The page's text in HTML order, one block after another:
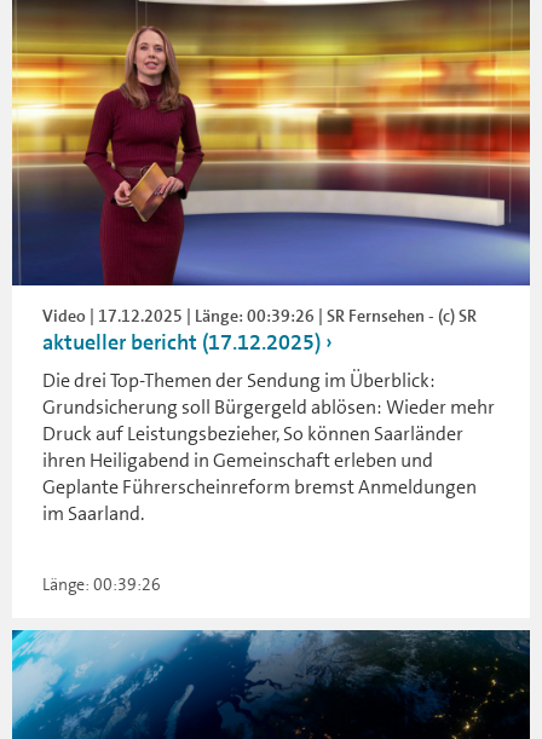
Video | 17.12.2025 | Länge: 00:39:26 | SR Fernsehen - (c) SR
aktueller bericht (17.12.2025)
Die drei Top-Themen der Sendung im Überblick:
Grundsicherung soll Bürgergeld ablösen: Wieder mehr
Druck auf Leistungsbezieher, So können Saarländer
ihren Heiligabend in Gemeinschaft erleben und
Geplante Führerscheinreform bremst Anmeldungen
im Saarland.
Länge: 00:39:26